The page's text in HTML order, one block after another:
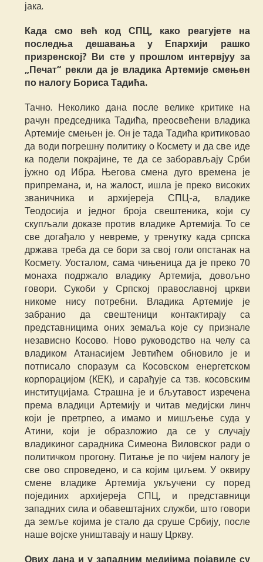
јака.
Када смо већ код СПЦ, како реагујете на
последња дешавања у Епархији рашко
призренској? Ви сте у прошлом интервјуу за
„Печат“ рекли да је владика Артемије смењен
по налогу Бориса Тадића.
Тачно. Неколико дана после велике критике на
рачун председника Тадића, преосвећени владика
Артемије смењен је. Он је тада Тадића критиковао
да води погрешну политику о Космету и да све иде
ка подели покрајине, те да се заборављају Срби
јужно од Ибра. Његова смена дуго времена је
припремана, и, на жалост, ишла је преко високих
званичника и архијереја СПЦ-а, владике
Теодосија и једног броја свештеника, који су
скупљали доказе против владике Артемија. То се
све догађало у невреме, у тренутку када српска
држава треба да се бори за свој голи опстанак на
Космету. Уосталом, сама чињеница да је преко 70
монаха подржало владику Артемија, довољно
говори. Сукоби у Српској православној цркви
никоме нису потребни. Владика Артемије је
забранио да свештеници контактирају са
представницима оних земаља које су признале
независно Косово. Ново руководство на челу са
владиком Атанасијем Јевтићем обновило је и
потписало споразум са Косовском енергетском
корпорацијом (КЕК), и сарађује са тзв. косовским
институцијама. Страшна је и бљутавост изречена
према владици Артемију и читав медијски линч
који је претрпео, а имамо и мишљење суда у
Атини, који је образложио да се у случају
владикиног сарадника Симеона Виловског ради о
политичком прогону. Питање је по чијем налогу је
све ово спроведено, и са којим циљем. У оквиру
смене владике Артемија укључени су поред
појединих архијереја СПЦ, и представници
западних сила и обавештајних служби, што говори
да земље којима је стало да сруше Србију, после
наше војске уништавају и нашу Цркву.
Ових дана и у западним медијима појавиле су